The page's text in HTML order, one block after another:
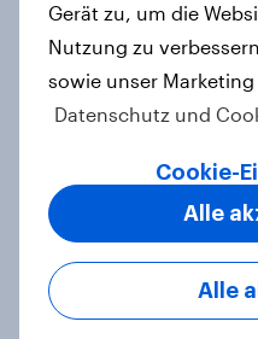
WhatsApp
YouGovs Best
+++ adidas
Artikel
Aldi ist erneut
Sieger
Gerät zu, um die
Nutzung zu
sowie unser
Datenschutz und
Cookie-
Alle
Alle